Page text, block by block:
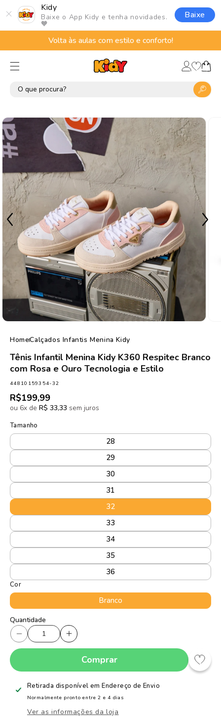
Kidy
Baixe o App Kidy e tenha novidades.
🧡
Baixe
para o
conteúdo
Volta às aulas com estilo e conforto!
Fazer
login
Lista
deCarrinho
as
informações
do produto
1/de
5
HomeCalçados Infantis Menina Kidy
Tênis Infantil Menina Kidy K360 Respitec Branco
com Rosa e Ouro Tecnologia e Estilo
SKU:
44810159354-32
Preço
normal
R$199,99
ou 6x de R$ 33,33 sem juros
Tamanho
28
29
30
31
32
33
34
35
36
Cor
Branco
Quantidade
Quantidade
Diminuir
a
de
Tênis
Infantil
Menina
Aumentar
a
quantidade
de
Tênis
Infantil
Menina
Comprar
Retirada disponível emEndereço de Envio
Normalmente pronto entre 2 e 4 dias
Ver as informações da loja